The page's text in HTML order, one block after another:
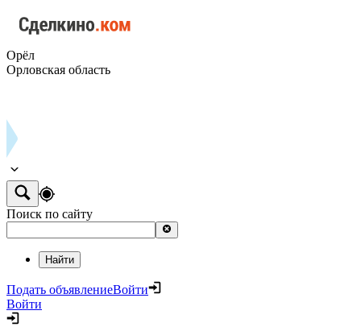
Орёл
Орловская область
Поиск по сайту
Найти
Подать объявлениеВойти
Войти